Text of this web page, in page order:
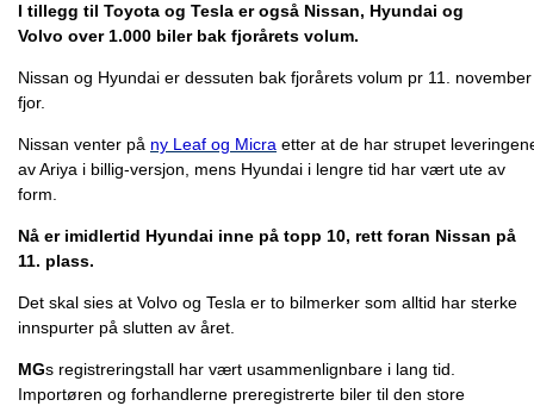
I tillegg til Toyota og Tesla er også Nissan, Hyundai og
Volvo over 1.000 biler bak fjorårets volum.
Nissan og Hyundai er dessuten bak fjorårets volum pr 11.
fjor.
Nissan venter på ny Leaf og Micra etter at de har strupet
av Ariya i billig-versjon, mens Hyundai i lengre tid har vært ute av
form.
Nå er imidlertid Hyundai inne på topp 10, rett foran Nissan på
11. plass.
Det skal sies at Volvo og Tesla er to bilmerker som alltid har sterke
innspurter på slutten av året.
MGs registreringstall har vært usammenlignbare i lang tid.
Importøren og forhandlerne preregistrerte biler til den store